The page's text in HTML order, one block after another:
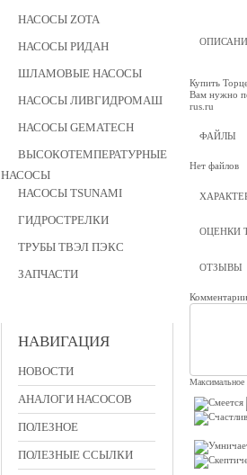
НАСОСЫ ZOTA
НАСОСЫ РИДАН
ШЛАМОВЫЕ НАСОСЫ
НАСОСЫ ЛИВГИДРОМАШ
НАСОСЫ GEMATECH
ВЫСОКОТЕМПЕРАТУРНЫЕ
НАСОСЫ
НАСОСЫ TSUNAMI
ГИДРОСТРЕЛКИ
ТРУБЫ ТВЭЛ ПЭКС
ЗАПЧАСТИ
НАВИГАЦИЯ
НОВОСТИ
АНАЛОГИ НАСОСОВ
ПОЛЕЗНОЕ
ПОЛЕЗНЫЕ ССЫЛКИ
Купить
Вам нужно
rus.ru
ФАЙЛЫ
Нет файлов
ОЦЕНКИ
ОТЗЫВЫ
Комментарии
Максимальное